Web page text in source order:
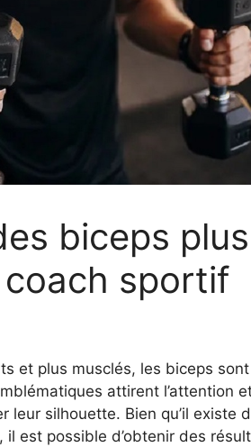
biceps
sportif
et plus musclés, les biceps
attirent l’attention
leur silhouette. Bien qu’il existe
est possible d’obtenir des